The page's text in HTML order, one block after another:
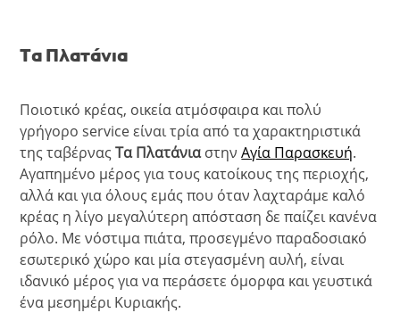
Τα Πλατάνια
Ποιοτικό κρέας, οικεία ατμόσφαιρα και πολύ
γρήγορο service είναι τρία από τα χαρακτηριστικά
της ταβέρναςΤα ΠλατάνιαστηνΑγία Παρασκευή.
Αγαπημένο μέρος για τους κατοίκους της περιοχής,
αλλά και για όλους εμάς που όταν λαχταράμε καλό
κρέας η λίγο μεγαλύτερη απόσταση δε παίζει κανένα
ρόλο. Με νόστιμα πιάτα, προσεγμένο παραδοσιακό
εσωτερικό χώρο και μία στεγασμένη αυλή, είναι
ιδανικό μέρος για να περάσετε όμορφα και γευστικά
ένα μεσημέρι Κυριακής.